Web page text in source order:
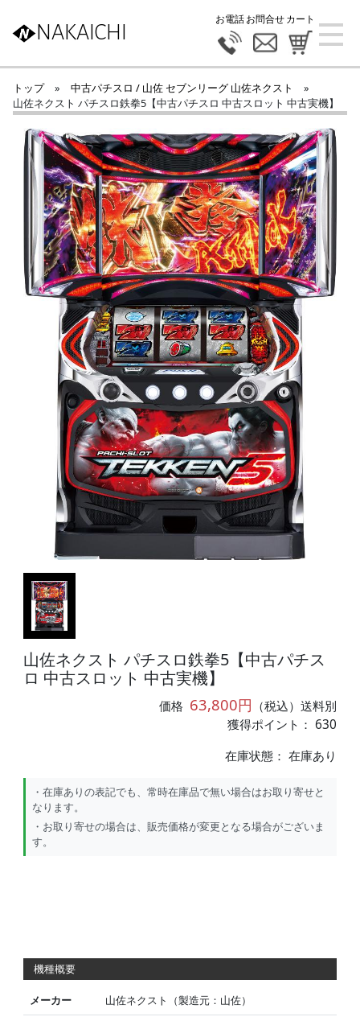
NAKAICHI
お電話お問合せカート
トップ » 中古パチスロ / 山佐 セブンリーグ 山佐ネクスト
»
山佐ネクスト パチスロ鉄拳5【中古パチスロ 中古スロット 中古実機】
山佐ネクスト パチスロ鉄拳5【中古パチス
ロ 中古スロット 中古実機】
価格 63,800円 （税込）送料別
獲得ポイント： 630
在庫状態：在庫あり
・在庫ありの表記でも、常時在庫品で無い場合はお取り寄せと
なります。
・お取り寄せの場合は、販売価格が変更となる場合がございま
す。
機種概要
メーカー
山佐ネクスト（製造元：山佐）